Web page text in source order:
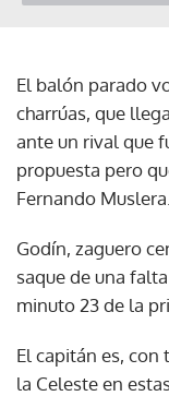
El balón parado
charrúas, que
ante un rival que
propuesta pero
Fernando Muslera.
Godín, zaguero
saque de una
minuto 23 de la
El capitán es,
la Celeste en